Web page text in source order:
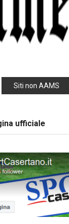
Siti non AAMS
ufficiale